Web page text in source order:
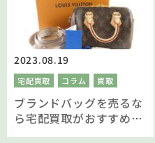
2023.08.19
宅配買取 コラム 買取
ブランドバッグを売るな
ら宅配買取がおすすめな
理由を解説！